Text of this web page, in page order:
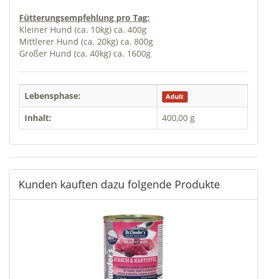
Fütterungsempfehlung pro Tag:
Kleiner Hund (ca. 10kg) ca. 400g
Mittlerer Hund (ca. 20kg) ca. 800g
Großer Hund (ca. 40kg) ca. 1600g
Lebensphase: Adult
Inhalt: 400,00 g
Kunden kauften dazu folgende Produkte